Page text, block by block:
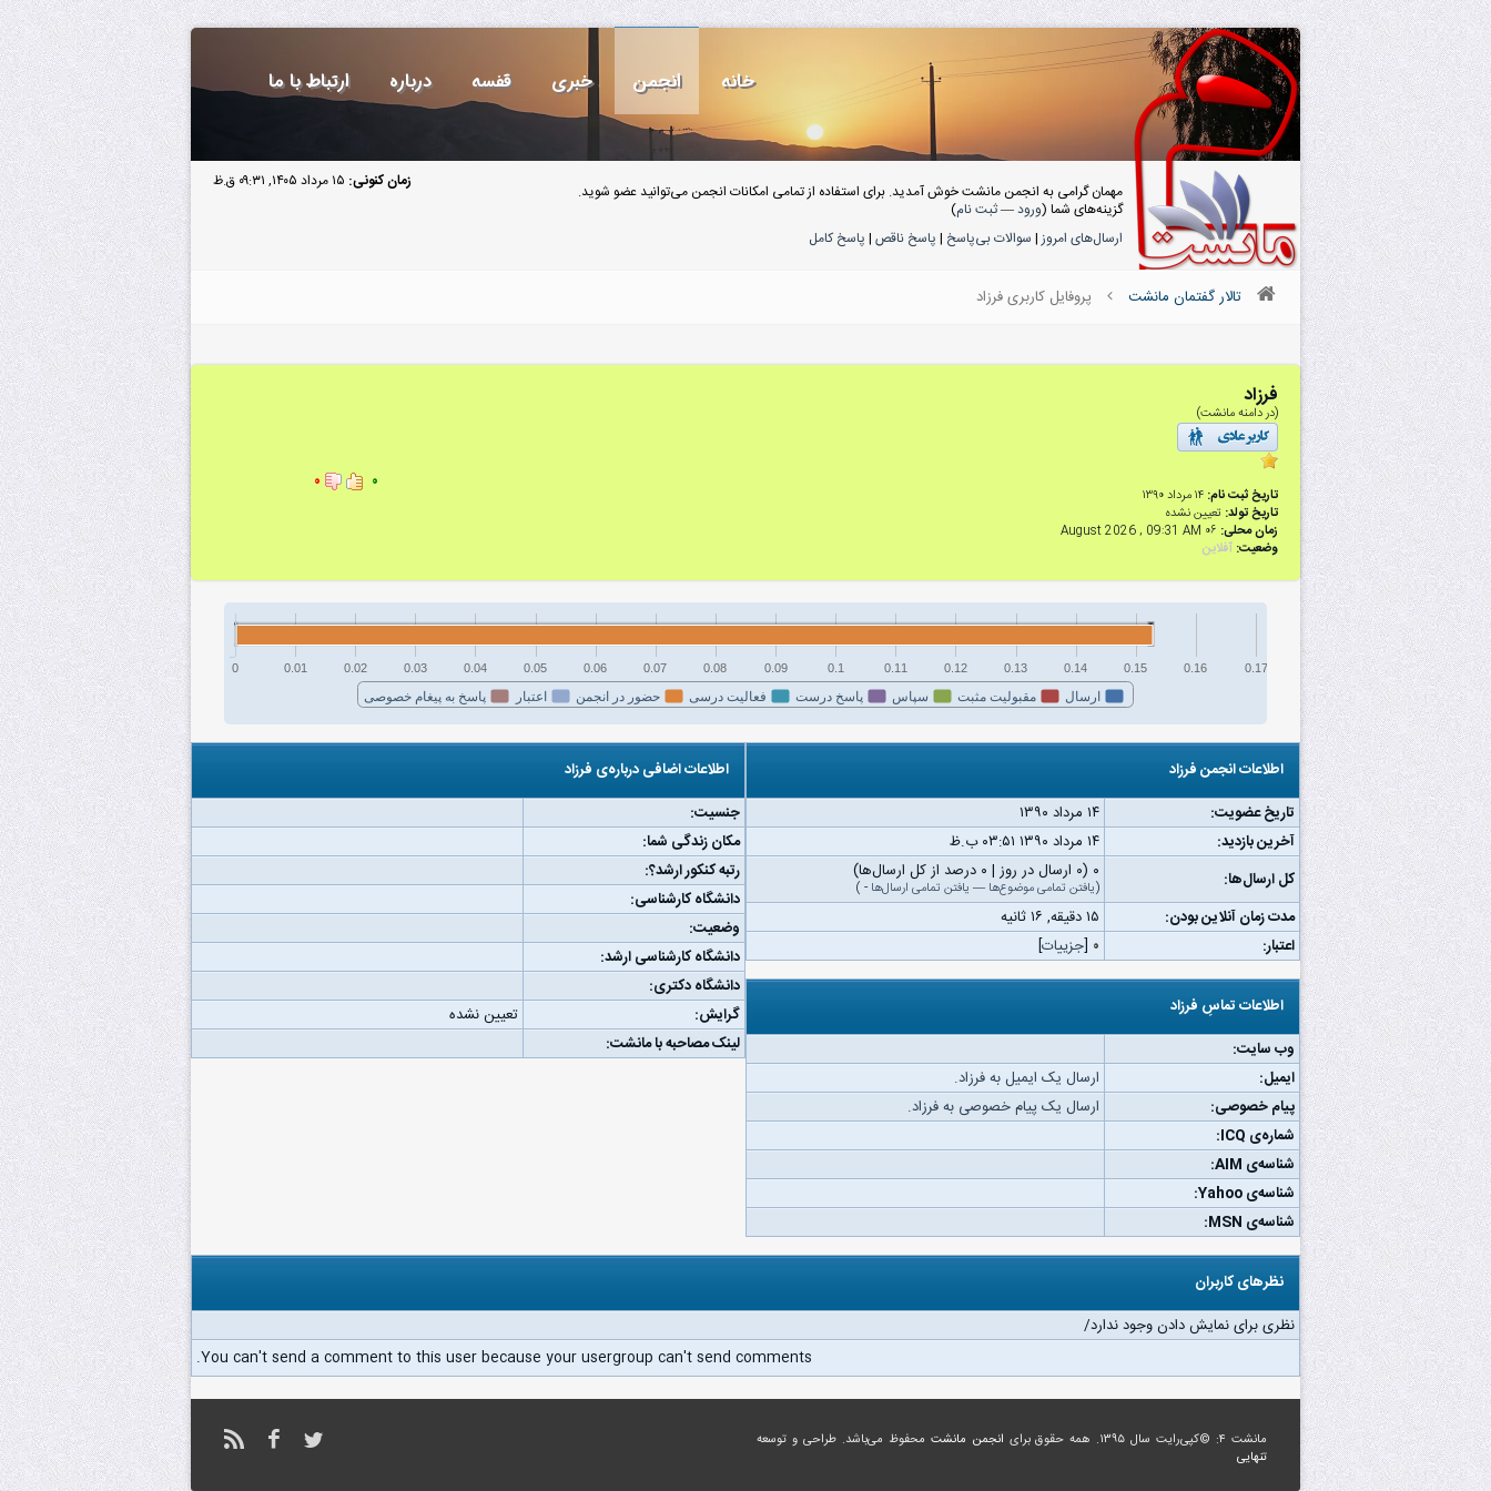
خانه انجمن خبری قفسه درباره ارتباط با ما
زمان کنونی: ۱۵ مرداد ۱۴۰۵, ۰۹:۳۱ ق.ظ
مهمان گرامی به انجمن مانشت خوش آمدید. برای استفاده از تمامی امکانات انجمن می‌توانید عضو شوید.
گزینه‌های شما (ورود—ثبت نام)
ارسال‌های امروز| سوالات بی‌پاسخ | پاسخ ناقص | پاسخ کامل
تالار گفتمان مانشت پروفایل کاربری فرزاد
فرزاد
(در دامنه مانشت)
تاریخ ثبت نام: ۱۴ مرداد ۱۳۹۰
تاریخ تولد: تعیین نشده
زمان محلی: ۰۶ August 2026 , 09:31 AM
وضعیت: آفلاین
۰ ۰
ارسال مقبولیت مثبت سپاس پاسخ درست فعالیت درسی حضور در انجمن اعتبار پاسخ به پیغام خصوصی
0 0.01 0.02 0.03 0.04 0.05 0.06 0.07 0.08 0.09 0.1 0.11 0.12 0.13 0.14 0.15 0.16 0.17
اطلاعات انجمن فرزاد
تاریخ عضویت:
۱۴ مرداد ۱۳۹۰
آخرین بازدید:
۱۴ مرداد ۱۳۹۰ ۰۳:۵۱ ب.ظ
کل ارسال‌ها:
۰ (۰ ارسال در روز | ۰ درصد از کل ارسال‌ها)
(یافتن تمامی موضوع‌ها — یافتن تمامی ارسال‌ها -
)
مدت زمان آنلاین بودن:
۱۵ دقیقه, ۱۶ ثانیه
اعتبار:
۰ [جزییات]
اطلاعات تماسِ فرزاد
وب‌ سایت:
ایمیل:
ارسال یک ایمیل به فرزاد.
پیام خصوصی:
ارسال یک پیام خصوصی به فرزاد.
شماره‌ی ICQ:
شناسه‌ی AIM:
شناسه‌ی Yahoo:
شناسه‌ی MSN:
اطلاعات اضافی درباره‌ی فرزاد
جنسیت:
مکان زندگی شما:
رتبه کنکور ارشد؟:
دانشگاه کارشناسی:
وضعیت:
دانشگاه کارشناسی ارشد:
دانشگاه دکتری:
گرایش:
تعیین نشده
لینک مصاحبه با مانشت:
نظرهای کاربران
نظری برای نمایش دادن وجود ندارد/
You can't send a comment to this user because your usergroup can't send comments.
مانشت ۴: ©کپی‌رایت سال ۱۳۹۵. همه حقوق برای انجمن مانشت محفوظ می‌باشد. طراحی و توسعه
تنهایی